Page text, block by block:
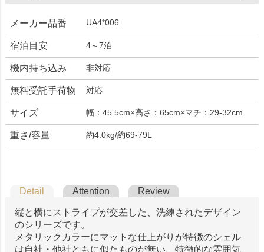
メーカー品番 UA4*006
宿泊目安 4～7泊
機内持ち込み 非対応
無料受託手荷物 対応
サイズ 幅：45.5cm×高さ：65cm×マチ：29-32cm
重さ/容量 約4.0kg/約69-79L
Detail Attention Review
縦と横にストライプが交差した、洗練されたデザイン
のシリーズです。
メタリックカラーにマットな仕上がりが特徴のシェル
は自社・他社ともに似たものが無い、特徴的な雰囲気